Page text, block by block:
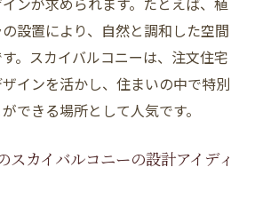
善へのスカイバルコニーの貢献
役立つスカイバルコニー活用法
しむためのスカイバルコニー利
コニーがもたらす生活の質の向
設置により、自然と調和した空間
。スカイバルコニーは、注文住宅
インを活かし、住まいの中で特別
できる場所として人気です。
スカイバルコニーの設計アイディ